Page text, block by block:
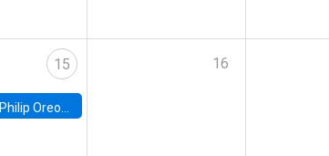
15
Philip Oreopolous, University of Toronto
16